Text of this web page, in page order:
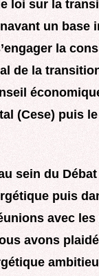
loi sur la
un base
la
de la
(Cese) puis
sein du
puis
avec
avons